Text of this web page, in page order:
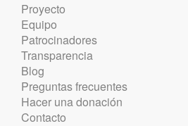
Proyecto
Equipo
Patrocinadores
Transparencia
Blog
Preguntas frecuentes
Hacer una donación
Contacto